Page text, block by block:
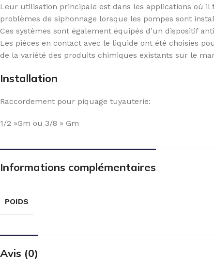
Leur utilisation principale est dans les applications où
problèmes de siphonnage lorsque les pompes sont
Ces systèmes sont également équipés d’un dispositif
Les pièces en contact avec le liquide ont été choisies
de la variété des produits chimiques existants sur le
Installation
Raccordement pour piquage tuyauterie:
1/2 »Gm ou 3/8 » Gm
Informations complémentaires
POIDS
Avis (0)